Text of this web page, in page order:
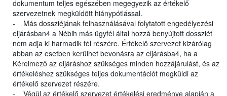
dokumentum teljes egészében megegyezik az értékelő
szervezetnek megküldött hiánypótlással.
- Más dossziéjának felhasználásával folytatott engedélyezési
eljárásban4 a Nébih más ügyfél által hozzá benyújtott dossziét
nem adja ki harmadik fél részére. Értékelő szervezet kizárólag
abban az esetben kerülhet bevonásra az eljárásba4, ha a
Kérelmező az eljáráshoz szükséges minden hozzájárulást, és az
értékeléshez szükséges teljes dokumentációt megküldi az
értékelő szervezet részére.
- Végül az értékelő szervezet értékelési eredménye alapján a